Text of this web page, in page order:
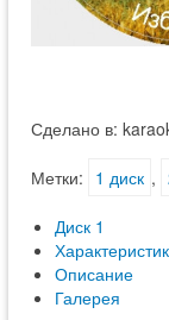
Сделано в:
Метки: 1 диск ,
Диск 1
Описание
Галерея